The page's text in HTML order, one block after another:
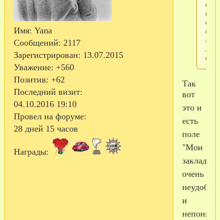
Имя: Yana
Сообщений: 2117
Зарегистрирован: 13.07.2015
Уважение: +560
Позитив: +62
Последний визит:
04.10.2016 19:10
Провел на форуме:
28 дней 15 часов
Награды:
и
не
,что
Так
вот
это и
есть
поле
"Мои
очень
неудобно
и